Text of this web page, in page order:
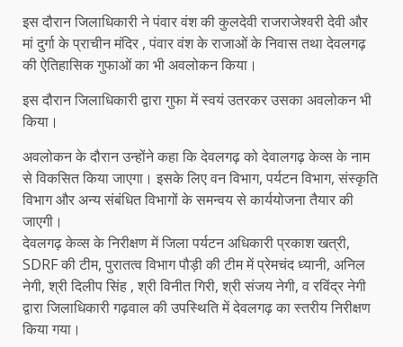
इस दौरान जिलाधिकारी ने पंवार वंश की कुलदेवी राजराजेश्वरी देवी और
मां दुर्गा के प्राचीन मंदिर , पंवार वंश के राजाओं के निवास तथा देवलगढ़
की ऐतिहासिक गुफाओं का भी अवलोकन किया।
इस दौरान जिलाधिकारी द्वारा गुफा में स्वयं उतरकर उसका अवलोकन भी
किया।
अवलोकन के दौरान उन्होंने कहा कि देवलगढ़ को देवालगढ़ केव्स के नाम
से विकसित किया जाएगा। इसके लिए वन विभाग, पर्यटन विभाग, संस्कृति
विभाग और अन्य संबंधित विभागों के समन्वय से कार्ययोजना तैयार की
जाएगी।
देवलगढ़ केव्स के निरीक्षण में जिला पर्यटन अधिकारी प्रकाश खत्री,
SDRF की टीम, पुरातत्व विभाग पौड़ी की टीम में प्रेमचंद ध्यानी, अनिल
नेगी, श्री दिलीप सिंह , श्री विनीत गिरी, श्री संजय नेगी, व रविंद्र नेगी
द्वारा जिलाधिकारी गढ़वाल की उपस्थिति में देवलगढ़ का स्तरीय निरीक्षण
किया गया।